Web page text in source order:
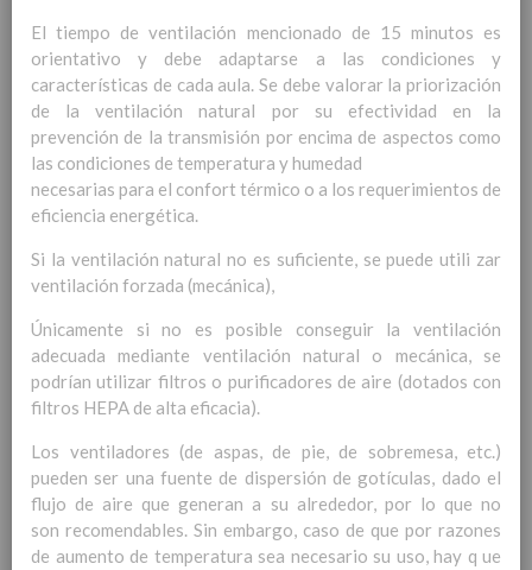
escolar
LÃ­neas generales de actuaciÃ³n pedagÃ³gica
CoordinaciÃ³n y concreciÃ³n de los contenidos
curriculares, asÃ­ como el tratamiento transversal
en las Ã¡reas de la educaciÃ³n en valores y otras
enseÃ±anzas
EducaciÃ³n Infantil (Segundo Ciclo)
noviembre 2019
Ãreas Curriculares
InterrelaciÃ³n de las inteligencias
y de Ã¡reas curriculares.
Competencias bÃ¡sicas
ProgramaciÃ³n y relaciÃ³n de los
elementos curriculares del 2Âº ciclo de
e. Infantil
15 noviembre 2019
EvaluaciÃ³n 15 noviembre 2019
InterrelaciÃ³n familiar-centro
educativo
AtenciÃ³n a la diversidad
15 noviembre
El tiempo de ventilación mencionado de 15 minutos es
orientativo y debe adaptarse a las condiciones y
características de cada aula. Se debe valorar la priorización
de la ventilación natural por su efectividad en la
prevención de la transmisión por encima de aspectos como
las condiciones de temperatura y humedad
necesarias para el confort térmico o a los requerimientos de
eficiencia energética.
Si la ventilación natural no es suficiente, se puede utili zar
ventilación forzada (mecánica),
Únicamente si no es posible conseguir la ventilación
adecuada mediante ventilación natural o mecánica, se
podrían utilizar filtros o purificadores de aire (dotados con
filtros HEPA de alta eficacia).
Los ventiladores (de aspas, de pie, de sobremesa, etc.)
pueden ser una fuente de dispersión de gotículas, dado el
flujo de aire que generan a su alrededor, por lo que no
son recomendables. Sin embargo, caso de que por razones
de aumento de temperatura sea necesario su uso, hay q ue